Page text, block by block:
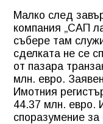
Малко след
компания „САП
събере там
сделката не се
от пазара
млн. евро.
Имотния
44.37 млн. евро.
споразумение